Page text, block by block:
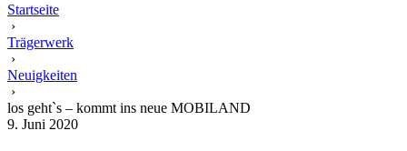
Startseite
›
Trägerwerk
›
Neuigkeiten
›
los geht`s – kommt ins neue MOBILAND
9. Juni 2020